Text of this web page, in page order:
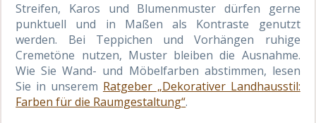
Streifen, Karos und Blumenmuster dürfen gerne
punktuell und in Maßen als Kontraste genutzt
werden. Bei Teppichen und Vorhängen ruhige
Cremetöne nutzen, Muster bleiben die Ausnahme.
Wie Sie Wand- und Möbelfarben abstimmen, lesen
Sie in unserem Ratgeber „Dekorativer Landhausstil:
Farben für die Raumgestaltung“.